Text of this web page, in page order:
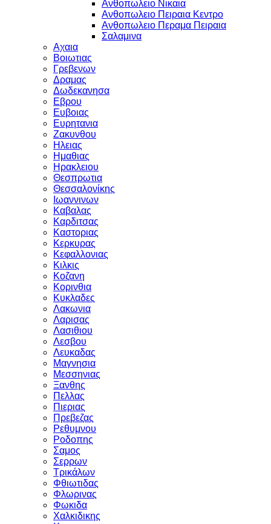
Ανθοπωλειο Νικαια
Ανθοπωλειο Πειραια Κεντρο
Ανθοπωλειο Περαμα Πειραια
Σαλαμινα
Αχαια
Βοιωτιας
Γρεβενων
Δραμας
Δωδεκανησα
Εβρου
Ευβοιας
Ευρητανια
Ζακυνθου
Ηλειας
Ημαθιας
Ηρακλειου
Θεσπρωτια
Θεσσαλονίκης
Ιωαννινων
Καβαλας
Καρδιτσας
Καστοριας
Κερκυρας
Κεφαλλονιας
Κιλκις
Κοζανη
Κορινθια
Κυκλαδες
Λακωνια
Λαρισας
Λασιθιου
Λεσβου
Λευκαδας
Μαγνησια
Μεσσηνιας
Ξανθης
Πελλας
Πιεριας
Πρεβεζας
Ρεθυμνου
Ροδοπης
Σαμος
Σερρων
Τρικάλων
Φθιωτιδας
Φλωρινας
Φωκιδα
Χαλκιδικης